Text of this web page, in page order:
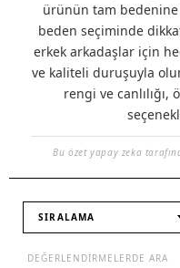
ürünün tam
beden seçiminde
erkek arkadaşlar için
ve kaliteli duruşuyla
rengi ve canlılığı,
Bu özet yapay zeka
SIRALAMA